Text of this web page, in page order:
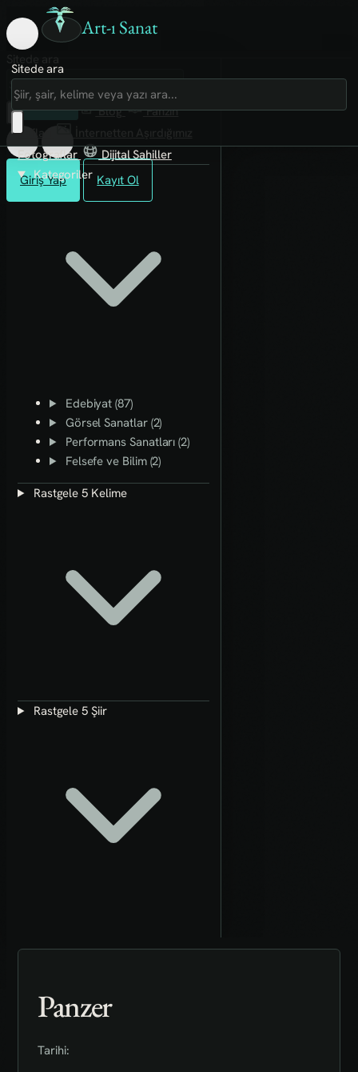
Art-ı Sanat
Giriş Yap Kayıt Ol
Sitede ara
Art-ı Sosyal
İmece
Kütüphane
Blog
Fanzin
Rafları
Fotoğraflar
Dijital Sahiller
Kategoriler
Edebiyat (87)
Görsel Sanatlar (2)
Performans Sanatları (2)
Felsefe ve Bilim (2)
Rastgele 5 Kelime
Rastgele 5 Şiir
Panzer
Tarihi: